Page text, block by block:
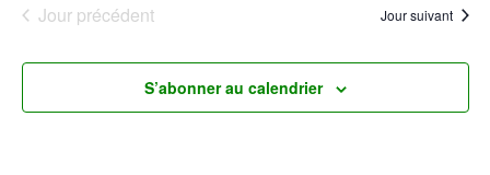
Jour précédent Jour suivant
S’abonner au calendrier